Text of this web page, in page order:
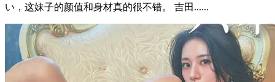
い，这妹子的颜值和身材真的很不错。 吉田......